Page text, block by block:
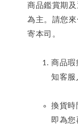
商品鑑賞期
為主。請您
寄本司。
商品瑕
知客服
換貨時
即為